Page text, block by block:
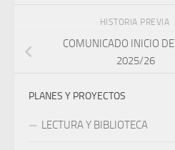
HISTORIA PREVIA
COMUNICADO INICIO
2025/26
PLANES Y PROYECTOS
LECTURA Y BIBLIOTECA